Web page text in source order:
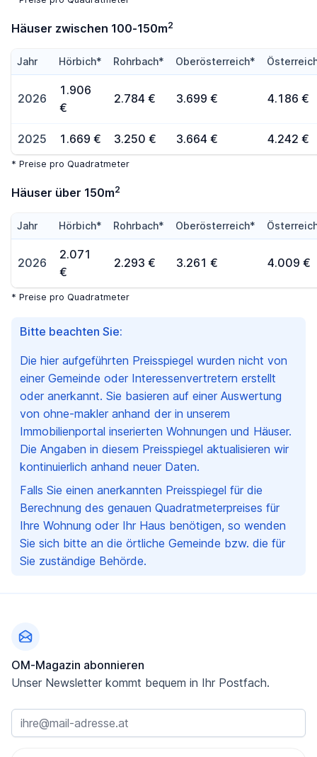
Bitte beachten Sie:
Die hier aufgeführten Preisspiegel wurden nicht von
einer Gemeinde oder Interessenvertretern erstellt
oder anerkannt. Sie basieren auf einer Auswertung
von ohne-makler anhand der in unserem
Immobilienportal inserierten Wohnungen und Häuser.
Die Angaben in diesem Preisspiegel aktualisieren wir
kontinuierlich anhand neuer Daten.
Falls Sie einen anerkannten Preisspiegel für die
Berechnung des genauen Quadratmeterpreises für
Ihre Wohnung oder Ihr Haus benötigen, so wenden
Sie sich bitte an die örtliche Gemeinde bzw. die für
Sie zuständige Behörde.
Häuser zwischen 100-150m2
Jahr Hörbich* Rohrbach* Oberösterreich*
2026
1.906
€
2.784 € 3.699 € 4.186 €
2025 1.669 € 3.250 € 3.664 € 4.242 €
* Preise pro Quadratmeter
Häuser über 150m2
Jahr Hörbich* Rohrbach* Oberösterreich*
2026
2.071
€
2.293 € 3.261 € 4.009 €
* Preise pro Quadratmeter
OM-Magazin abonnieren
Unser Newsletter kommt bequem in Ihr Postfach.